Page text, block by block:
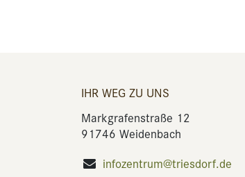
IHR WEG ZU UNS
Markgrafenstraße 12
91746 Weidenbach
infozentrum@triesdorf.de